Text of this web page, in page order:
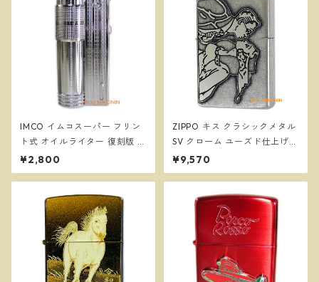
IMCO イムコスーパー フリン
ト式 オイルライター 復刻版 ＃
61390
¥2,800
ZIPPO キス クラシックメタル
SV クローム ユーズド仕上げ
ウィンディ ジッポー
¥9,570